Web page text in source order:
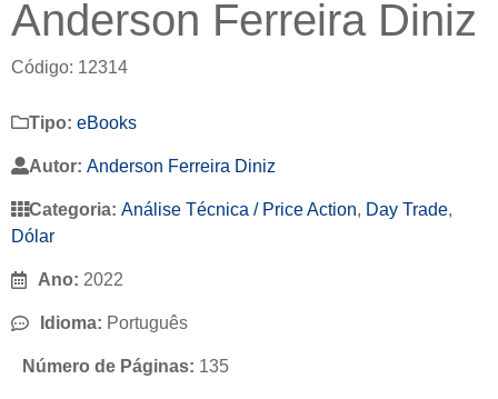
Anderson Ferreira Diniz
Código: 12314
Tipo: eBooks
Autor: Anderson Ferreira Diniz
Categoria: Análise Técnica / Price Action, Day Trade,
Dólar
Ano: 2022
Idioma: Português
Número de Páginas: 135